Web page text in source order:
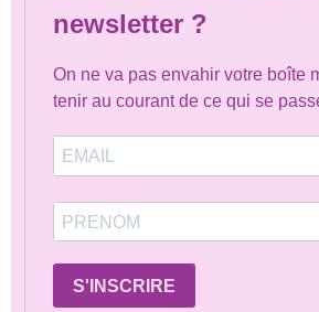
newsletter ?
On ne va pas envahir votre boîte
tenir au courant de ce qui se
S'INSCRIRE